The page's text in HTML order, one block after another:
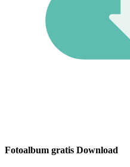
Fotoalbum gratis Download